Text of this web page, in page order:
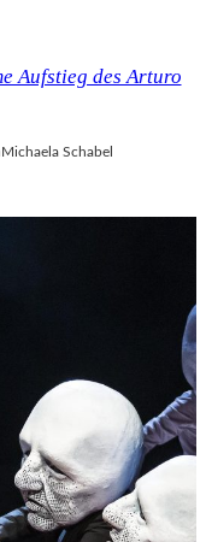
Aufstieg des Arturo
Michaela Schabel